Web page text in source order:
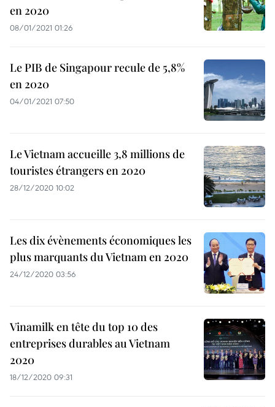
en 2020
08/01/2021 01:26
Le PIB de Singapour recule de 5,8%
en 2020
04/01/2021 07:50
Le Vietnam accueille 3,8 millions de
touristes étrangers en 2020
28/12/2020 10:02
Les dix évènements économiques les
plus marquants du Vietnam en 2020
24/12/2020 03:56
Vinamilk en tête du top 10 des
entreprises durables au Vietnam
2020
18/12/2020 09:31